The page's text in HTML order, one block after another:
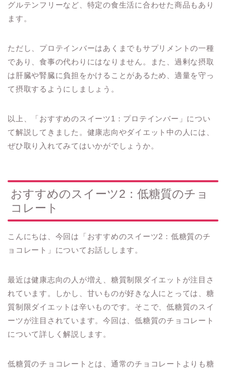
グルテンフリーなど、特定の食生活に合わせた商品もあり
ます。
ただし、プロテインバーはあくまでもサプリメントの一種
であり、食事の代わりにはなりません。また、過剰な摂取
は肝臓や腎臓に負担をかけることがあるため、適量を守っ
て摂取するようにしましょう。
以上、「おすすめのスイーツ1：プロテインバー」につい
て解説してきました。健康志向やダイエット中の人には、
ぜひ取り入れてみてはいかがでしょうか。
おすすめのスイーツ2：低糖質のチョ
コレート
こんにちは、今回は「おすすめのスイーツ2：低糖質のチ
ョコレート」についてお話しします。
最近は健康志向の人が増え、糖質制限ダイエットが注目さ
れています。しかし、甘いものが好きな人にとっては、糖
質制限ダイエットは辛いものです。そこで、低糖質のスイ
ーツが注目されています。今回は、低糖質のチョコレート
について詳しく解説します。
低糖質のチョコレートとは、通常のチョコレートよりも糖